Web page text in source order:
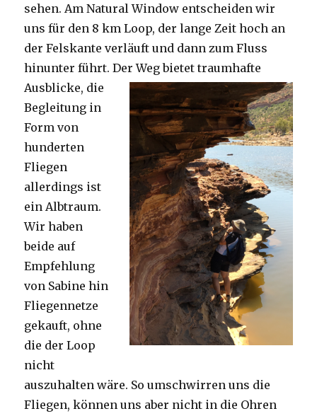
sehen. Am Natural Window entscheiden wir
uns für den 8 km Loop, der lange Zeit hoch an
der Felskante verläuft und dann zum Fluss
hinunter führt. Der Weg bietet traumhafte
Ausblicke, die
Begleitung in
Form von
hunderten
Fliegen
allerdings ist
ein Albtraum.
Wir haben
beide auf
Empfehlung
von Sabine hin
Fliegennetze
gekauft, ohne
die der Loop
nicht
auszuhalten wäre. So umschwirren uns die
Fliegen, können uns aber nicht in die Ohren